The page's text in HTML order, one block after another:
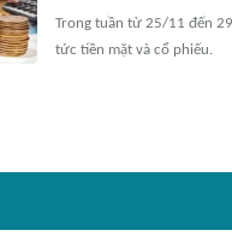
Trong tuần từ 25/11 đến
tức tiền mặt và cổ phiếu.